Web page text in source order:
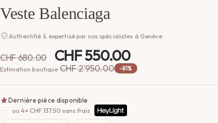
Veste Balenciaga
Authentifié & expertisé par nos spécialistes à Genève
CHF680.00 Le
prix
était :
CHF 680.00.
CHF550.00Le
prix
Estimation boutique CHF2'950.00 -81%
Dernière pièce disponible
ou 4× CHF137.50 sans frais